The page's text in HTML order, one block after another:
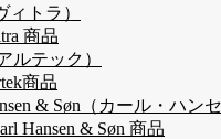
ィトラ）
商品
ルテック）
商品
& Søn（カール・ハン
Hansen & Søn 商品